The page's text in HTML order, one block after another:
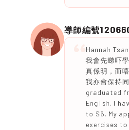
導師編號
Hannah
我會先睇吓
真係明，而
我亦會保持
graduated
English. I
to S6. My
exercises to